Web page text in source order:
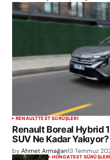
RENAULTTEST SÜRÜŞLERİ
Renault Boreal Hybrid
SUV Ne Kadar Yakıyor?
byAhmet Armağan13 Temmuz
HONDATEST SÜRÜŞLERİ